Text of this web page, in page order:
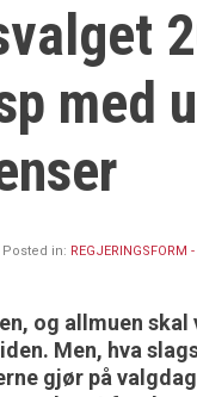
med
Posted in: REGJERINGSFORM
og allmuen
Men, hva
gjør på